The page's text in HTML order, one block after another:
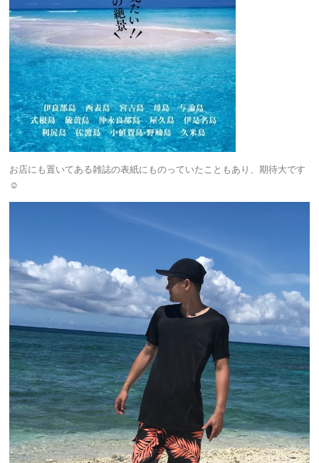
お店にも置いてある雑誌の表紙にものっていたこともあり、期待大です
☺︎